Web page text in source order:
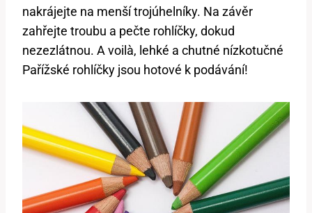
nakrájejte na menší trojúhelníky. Na závěr
zahřejte troubu a pečte rohlíčky, dokud
nezezlátnou. A voilà, lehké a chutné nízkotučné
Pařížské rohlíčky jsou hotové k podávání!